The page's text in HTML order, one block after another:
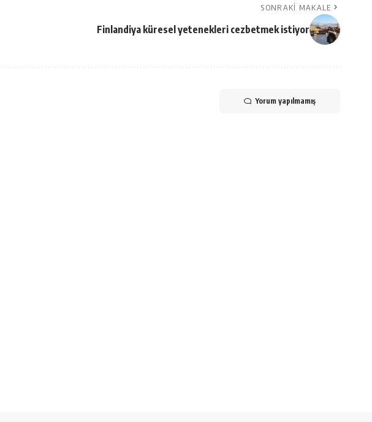
SONRAKI MAKALE
Finlandiya küresel yetenekleri cezbetmek istiyor
Yorum yapılmamış